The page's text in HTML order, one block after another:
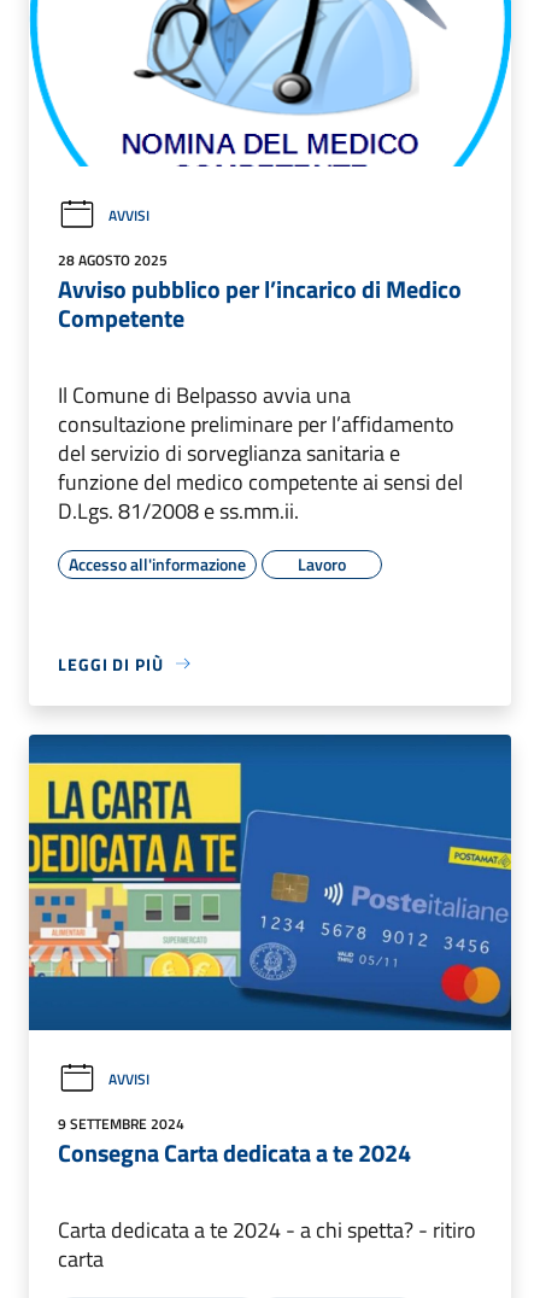
AVVISI
28 AGOSTO 2025
Avviso pubblico per l’incarico di Medico
Competente
Il Comune di Belpasso avvia una
consultazione preliminare per l’affidamento
del servizio di sorveglianza sanitaria e
funzione del medico competente ai sensi del
D.Lgs. 81/2008 e ss.mm.ii.
Accesso all'informazione Lavoro
LEGGI DI PIÙ
AVVISI
9 SETTEMBRE 2024
Consegna Carta dedicata a te 2024
Carta dedicata a te 2024 - a chi spetta? - ritiro
carta